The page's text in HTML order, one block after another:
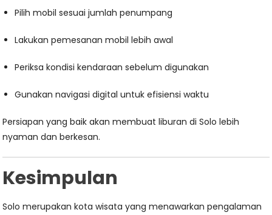
Pilih mobil sesuai jumlah penumpang
Lakukan pemesanan mobil lebih awal
Periksa kondisi kendaraan sebelum digunakan
Gunakan navigasi digital untuk efisiensi waktu
Persiapan yang baik akan membuat liburan di Solo lebih
nyaman dan berkesan.
Kesimpulan
Solo merupakan kota wisata yang menawarkan pengalaman